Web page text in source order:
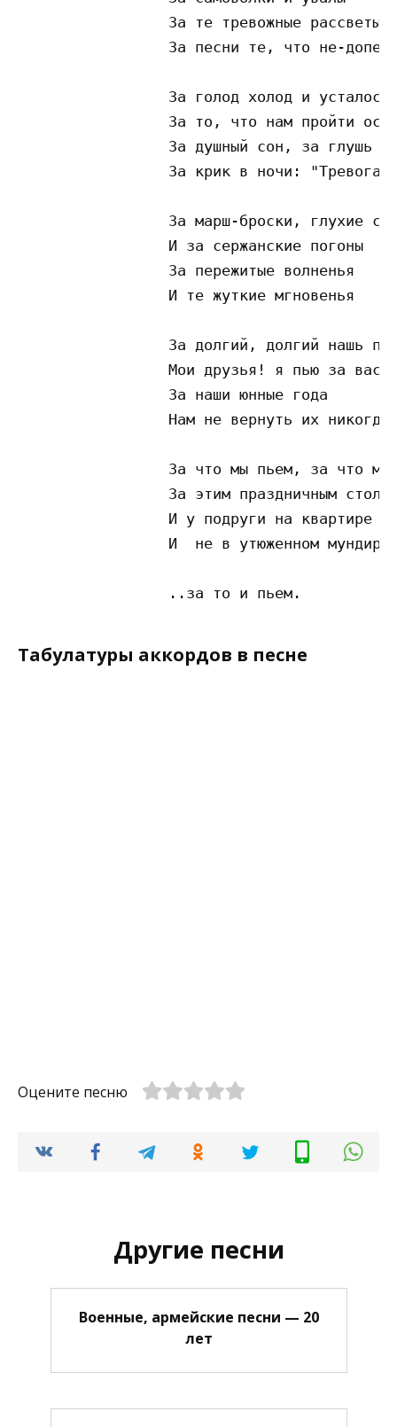
                 За те тревожные рассветы
За песни те, что не-
За голод холод и
За то, что нам пройти
За душный сон, за глушь
За крик в ночи: "Тревога
За марш-броски, глухие
                 И за сержанские погоны
                 За пережитые волненья
                 И те жуткие мгновенья
За долгий, долгий нашь
                 Мои друзья! я пью за вас.
                 За наши юнные года
                 Нам не вернуть их никогда
За что мы пьем, за что мы
За этим праздничным
                 И у подруги на квартире
                 И  не в утюженном мундире
Табулатуры аккордов в песне
Оцените песню
Другие песни
Военные, армейские песни — 20
лет